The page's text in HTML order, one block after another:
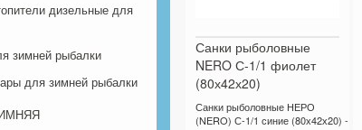
дизельные для
зимней рыбалки
для зимней рыбалки
Санки рыболовные
NERO С-1/1 фиолет
(80х42х20)
Санки рыболовные НЕРО
(NERO) С-1/1 синие (80х42х20) -